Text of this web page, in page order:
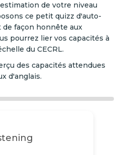
de votre niveau
ce petit quizz d'auto-
façon honnête aux
pourrez lier vos capacités à
du CECRL.
des capacités attendues
d'anglais.